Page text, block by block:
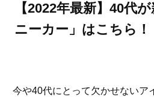
【2022年最新】40代
ニーカー」はこちら！
今や40代にとって欠かせないア